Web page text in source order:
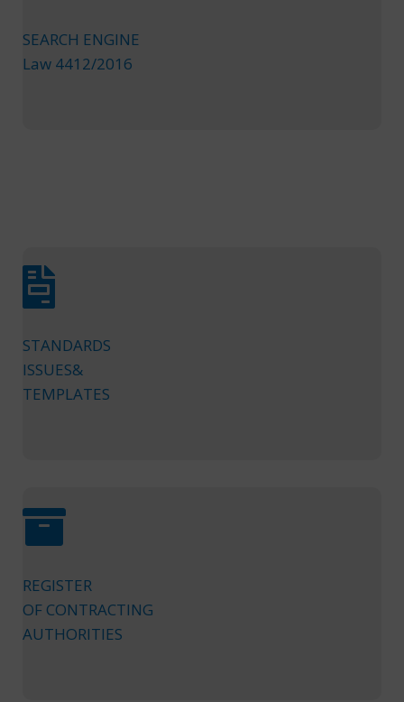
SEARCH ENGINE
Law 4412/2016
STANDARDS
ISSUES&
TEMPLATES
REGISTER
OF CONTRACTING
AUTHORITIES